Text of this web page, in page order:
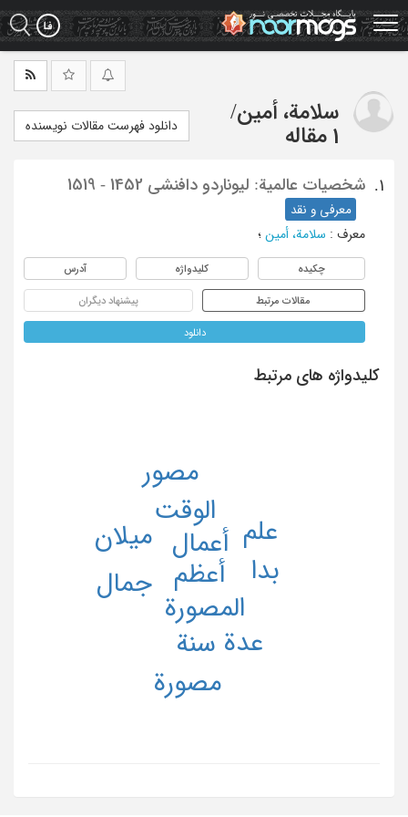
Skip
to
main
سلامة، أمین/
1 مقاله
دانلود فهرست مقالات نویسنده
1. شخصیات عالمیة: لیوناردو دافنشی 1452 - 1519
معرفی و نقد
معرف : سلامة، أمین ؛
چکیده کلیدواژه آدرس
مقالات مرتبط پیشنهاد دیگران
دانلود
کلیدواژه های مرتبط
أعظم
أعمال
المصورة
الوقت
بدا جمال
سنة عدة
علم
مصور
مصورة
میلان